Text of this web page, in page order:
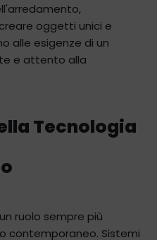
oggetti unici e
alle esigenze di un
e attento alla
Tecnologia
ruolo sempre più
contemporaneo. Sistemi